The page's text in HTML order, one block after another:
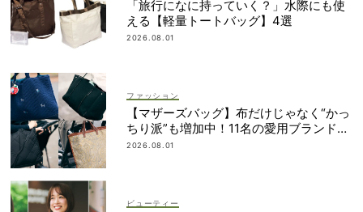
「旅行になに持っていく？」水際にも使
える【軽量トートバッグ】4選
2026.08.01
ファッション
【マザーズバッグ】布だけじゃなく“かっ
ちり派”も増加中！11名の愛用ブランド
は？
2026.08.01
ビューティー